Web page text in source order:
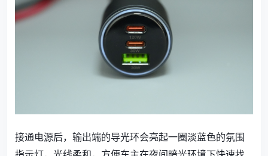
接通电源后，输出端的导光环会亮起一圈淡蓝色的氛围